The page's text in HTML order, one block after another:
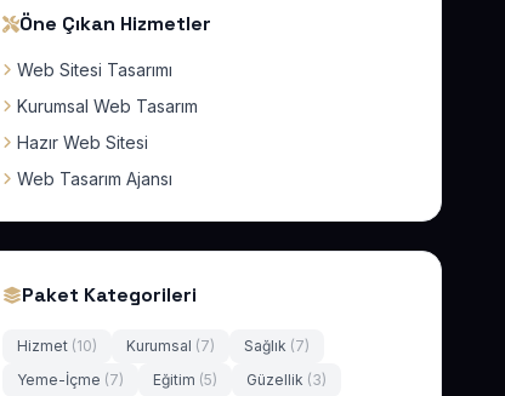
Öne Çıkan Hizmetler
Web Sitesi Tasarımı
Kurumsal Web Tasarım
Hazır Web Sitesi
Web Tasarım Ajansı
Paket Kategorileri
Hizmet (10) Kurumsal (7) Sağlık (7)
Yeme-İçme (7) Eğitim (5) Güzellik (3)